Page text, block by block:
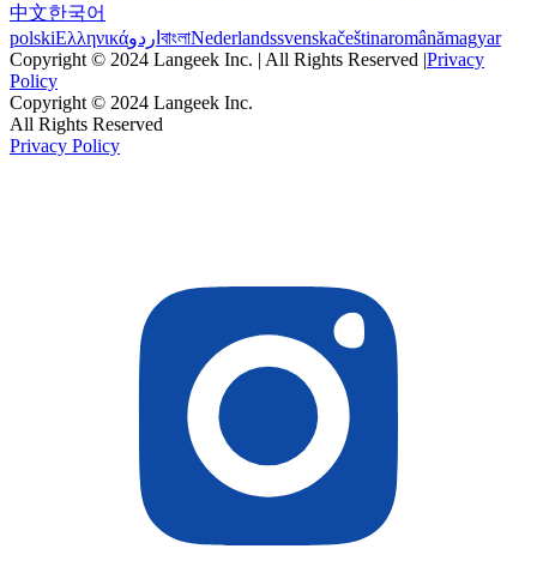
中文한국어
polskiΕλληνικάاردو বাংলাNederlandssvenskačeštinaromânămagyar
Copyright © 2024 Langeek Inc. | All Rights Reserved |Privacy
Policy
Copyright © 2024 Langeek Inc.
All Rights Reserved
Privacy Policy